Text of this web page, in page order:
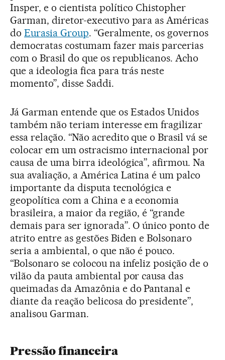
Insper, e o cientista político Chistopher
Garman, diretor-executivo para as Américas
do Eurasia Group. “Geralmente, os governos
democratas costumam fazer mais parcerias
com o Brasil do que os republicanos. Acho
que a ideologia fica para trás neste
momento”, disse Saddi.
Já Garman entende que os Estados Unidos
também não teriam interesse em fragilizar
essa relação. “Não acredito que o Brasil vá se
colocar em um ostracismo internacional por
causa de uma birra ideológica”, afirmou. Na
sua avaliação, a América Latina é um palco
importante da disputa tecnológica e
geopolítica com a China e a economia
brasileira, a maior da região, é “grande
demais para ser ignorada”. O único ponto de
atrito entre as gestões Biden e Bolsonaro
seria a ambiental, o que não é pouco.
“Bolsonaro se colocou na infeliz posição de o
vilão da pauta ambiental por causa das
queimadas da Amazônia e do Pantanal e
diante da reação belicosa do presidente”,
analisou Garman.
Pressão financeira